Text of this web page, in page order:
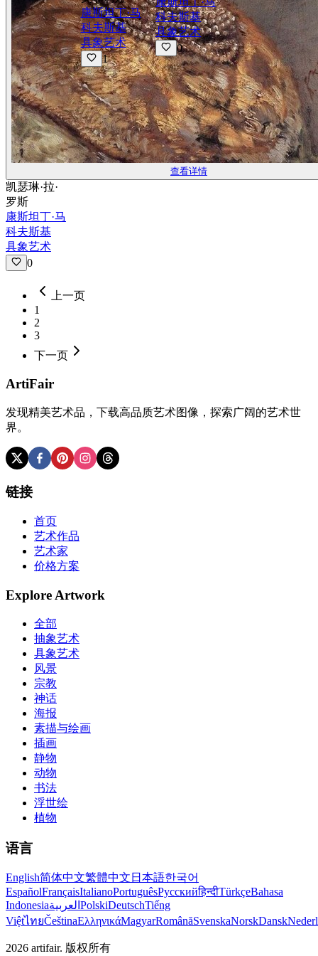
查看详情
凯瑟琳·拉·
罗斯
康斯坦丁·马
科夫斯基
具象艺术
0
康斯坦丁·马
科夫斯基
具象艺术
1
科夫斯基
具象艺术
0
上一页
1
2
3
下一页
ArtiFair
发现精美艺术品，下载高品质艺术图像，探索广阔的艺术世
界。
链接
首页
艺术作品
艺术家
价格方案
Explore Artwork
全部
抽象艺术
具象艺术
风景
宗教
神话
海报
素描与绘画
插画
静物
动物
书法
浮世绘
植物
语言
English简体中文繁體中文 日本語한국어
EspañolFrançaisItalianoPortuguêsРусскийहिन्दीTürkçeBahasa
Indonesiaالعربية PolskiDeutschTiếng
ViệtไทยČeštinaΕλληνικάMagyarRomânăSvenskaNorskDansk
2026 artifair. 版权所有